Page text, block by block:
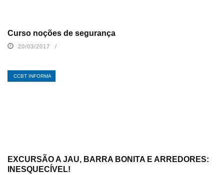
Curso noções de segurança
20/03/2017
CCBT INFORMA
EXCURSÃO A JAU, BARRA BONITA E ARREDORES:
INESQUECÍVEL!